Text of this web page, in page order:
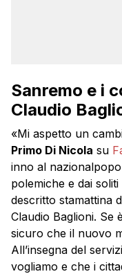
Sanremo e i
Claudio
«Mi aspetto un
Primo Di Nicola su
inno al
polemiche e dai
descritto stamattina
Claudio Baglioni. Se
sicuro che il nuovo
All’insegna del
vogliamo e che i